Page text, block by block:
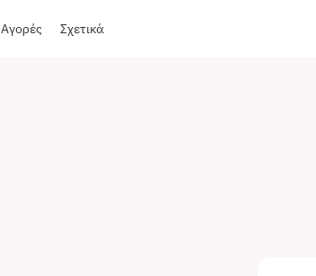
Αγορές Σχετικά